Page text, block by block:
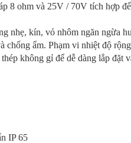
8 ohm và 25V / 70V tích hợp
nhẹ, kín, vỏ nhôm ngăn ngừa
ẩm. Phạm vi nhiệt độ
không gỉ để dễ dàng lắp đặt
IP 65